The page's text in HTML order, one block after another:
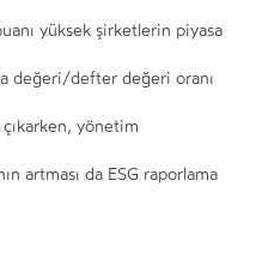
yüksek şirketlerin piyasa
değeri/defter değeri oranı
yönetim
artması da ESG raporlama